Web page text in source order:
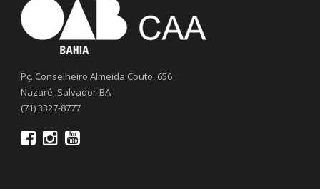
Pç. Conselheiro Almeida Couto, 656
Nazaré, Salvador-BA
(71) 3327-8777